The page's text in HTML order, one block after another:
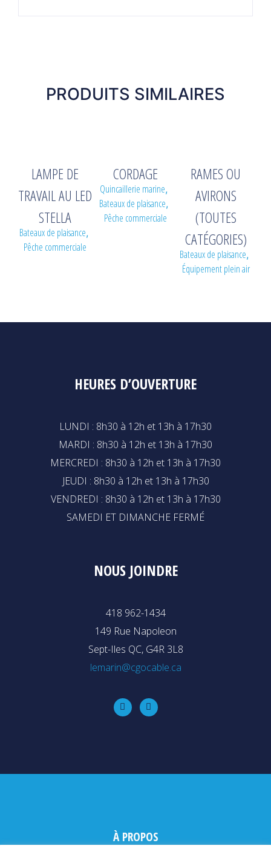
PRODUITS SIMILAIRES
LAMPE DE
TRAVAIL AU LED
STELLA
Bateaux de plaisance,
Pêche commerciale
CORDAGE
Quincaillerie marine,
Bateaux de plaisance,
Pêche commerciale
RAMES OU
AVIRONS
(TOUTES
CATÉGORIES)
Bateaux de plaisance,
Équipement plein air
HEURES D’OUVERTURE
LUNDI : 8h30 à 12h et 13h à 17h30
MARDI : 8h30 à 12h et 13h à 17h30
MERCREDI : 8h30 à 12h et 13h à 17h30
JEUDI : 8h30 à 12h et 13h à 17h30
VENDREDI : 8h30 à 12h et 13h à 17h30
SAMEDI ET DIMANCHE FERMÉ
NOUS JOINDRE
418 962-1434
149 Rue Napoleon
Sept-Iles QC, G4R 3L8
lemarin@cgocable.ca
À PROPOS